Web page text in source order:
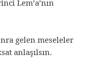
Lem’a’nın
gelen meseleler
anlaşılsın.